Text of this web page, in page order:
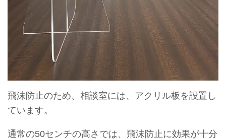
飛沫防止のため、相談室には、アクリル板を設置し
ています。
通常の50センチの高さでは、飛沫防止に効果が十分